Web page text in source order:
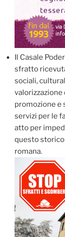
Il Casale
sfratto
sociali,
valorizzazione
promozione e
servizi per le
atto per
questo
romana.